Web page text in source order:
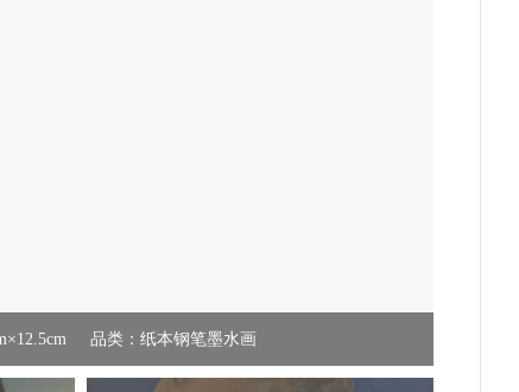
品类：纸本钢笔墨水画